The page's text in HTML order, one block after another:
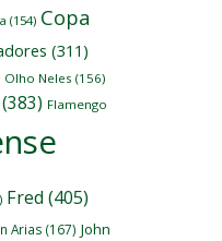
(154) Copa
(311)
Olho Neles (156)
(383) Flamengo
Fred (405)
Arias (167) John